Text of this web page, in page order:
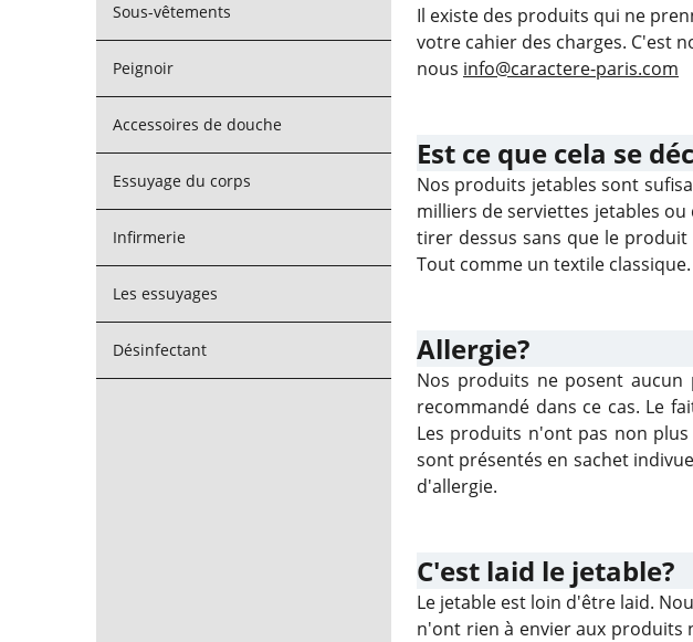
Sous-vêtements
Peignoir
Accessoires de douche
Essuyage du corps
Infirmerie
Les essuyages
Désinfectant
Il existe des produits qui ne
votre cahier des charges. C'est
nous info@caractere-paris.com
Est ce que cela se
Nos produits jetables sont
milliers de serviettes jetables
tirer dessus sans que le
Tout comme un textile classique.
Allergie?
Nos produits ne posent aucun
recommandé dans ce cas. Le
Les produits n'ont pas non
sont présentés en sachet
d'allergie.
C'est laid le jetable?
Le jetable est loin d'être laid.
n'ont rien à envier aux produits